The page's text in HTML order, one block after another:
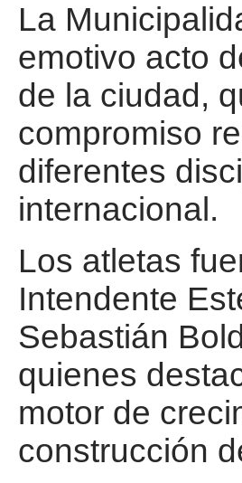
La
emotivo acto
de la ciudad,
compromiso
diferentes
internacional.
Los atletas
Intendente
Sebastián
quienes
motor de
construcción